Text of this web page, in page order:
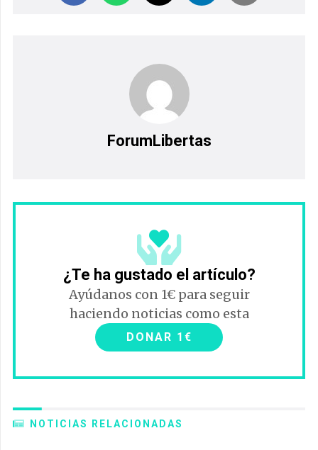
ForumLibertas
¿Te ha gustado el artículo?
Ayúdanos con 1€ para seguir
haciendo noticias como esta
DONAR 1€
NOTICIAS RELACIONADAS